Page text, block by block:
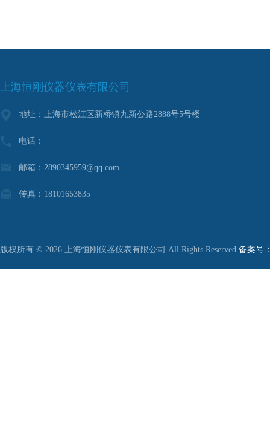
上海恒刚仪器仪表有限公司
地址：上海市松江区新桥镇九新公路2888号5号楼
电话：
邮箱：2890345959@qq.com
传真：18101653835
版权所有 © 2026 上海恒刚仪器仪表有限公司 All Rights Reserved 备案号